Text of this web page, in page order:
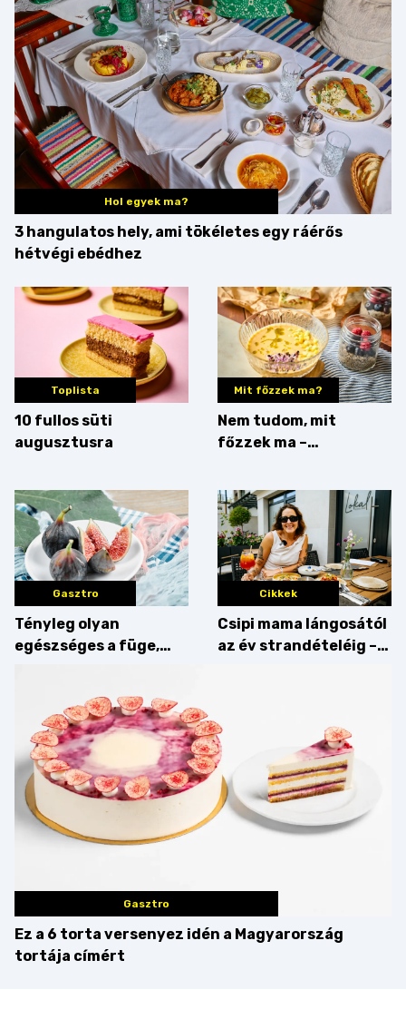
Hol egyek ma?
3 hangulatos hely, ami tökéletes egy ráérős
hétvégi ebédhez
Toplista
10 fullos süti
augusztusra
Mit főzzek ma?
Nem tudom, mit
főzzek ma –
Gasztro
Tényleg olyan
egészséges a füge,
Cikkek
Csipi mama lángosától
az év strandételéig –
Gasztro
Ez a 6 torta versenyez idén a Magyarország
tortája címért